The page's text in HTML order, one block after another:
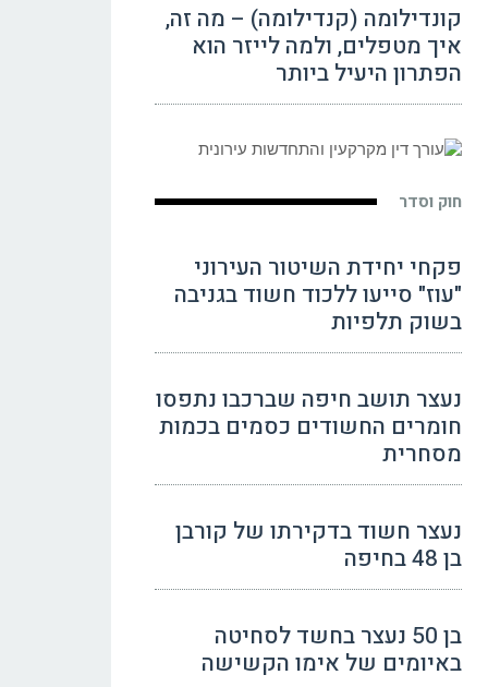
קונדילומה (קנדילומה) – מה זה,
איך מטפלים, ולמה לייזר הוא
הפתרון היעיל ביותר
חוק וסדר
פקחי יחידת השיטור העירוני
"עוז" סייעו ללכוד חשוד בגניבה
בשוק תלפיות
נעצר תושב חיפה שברכבו נתפסו
חומרים החשודים כסמים בכמות
מסחרית
נעצר חשוד בדקירתו של קורבן
בן 48 בחיפה
בן 50 נעצר בחשד לסחיטה
באיומים של אימו הקשישה